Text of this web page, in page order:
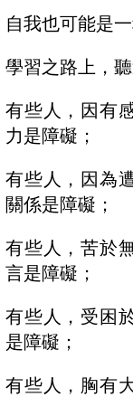
自我也可能是
學習之路上，
有些人，因有
力是障礙；
有些人，因為
關係是障礙；
有些人，苦於
言是障礙；
有些人，受困
是障礙；
有些人，胸有